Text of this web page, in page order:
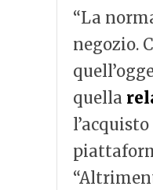
“La
negozio.
quella